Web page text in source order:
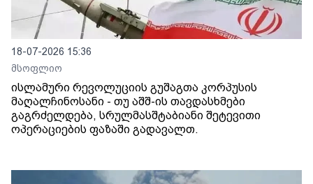
18-07-2026 15:36
მსოფლიო
ისლამური რევოლუციის გუშაგთა კორპუსის
მაღალჩინოსანი - თუ აშშ-ის თავდასხმები
გაგრძელდება, სრულმასშტაბიანი შეტევითი
ოპერაციების ფაზაში გადავალთ.